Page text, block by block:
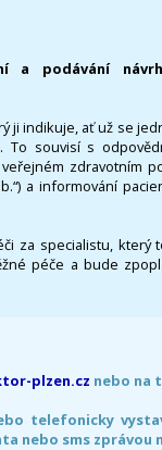
a podávání
ji indikuje, ať už se
To souvisí s
zdravotním
a informování
za specialistu, který
péče a bude
plzen.cz nebo na
telefonicky
nebo sms